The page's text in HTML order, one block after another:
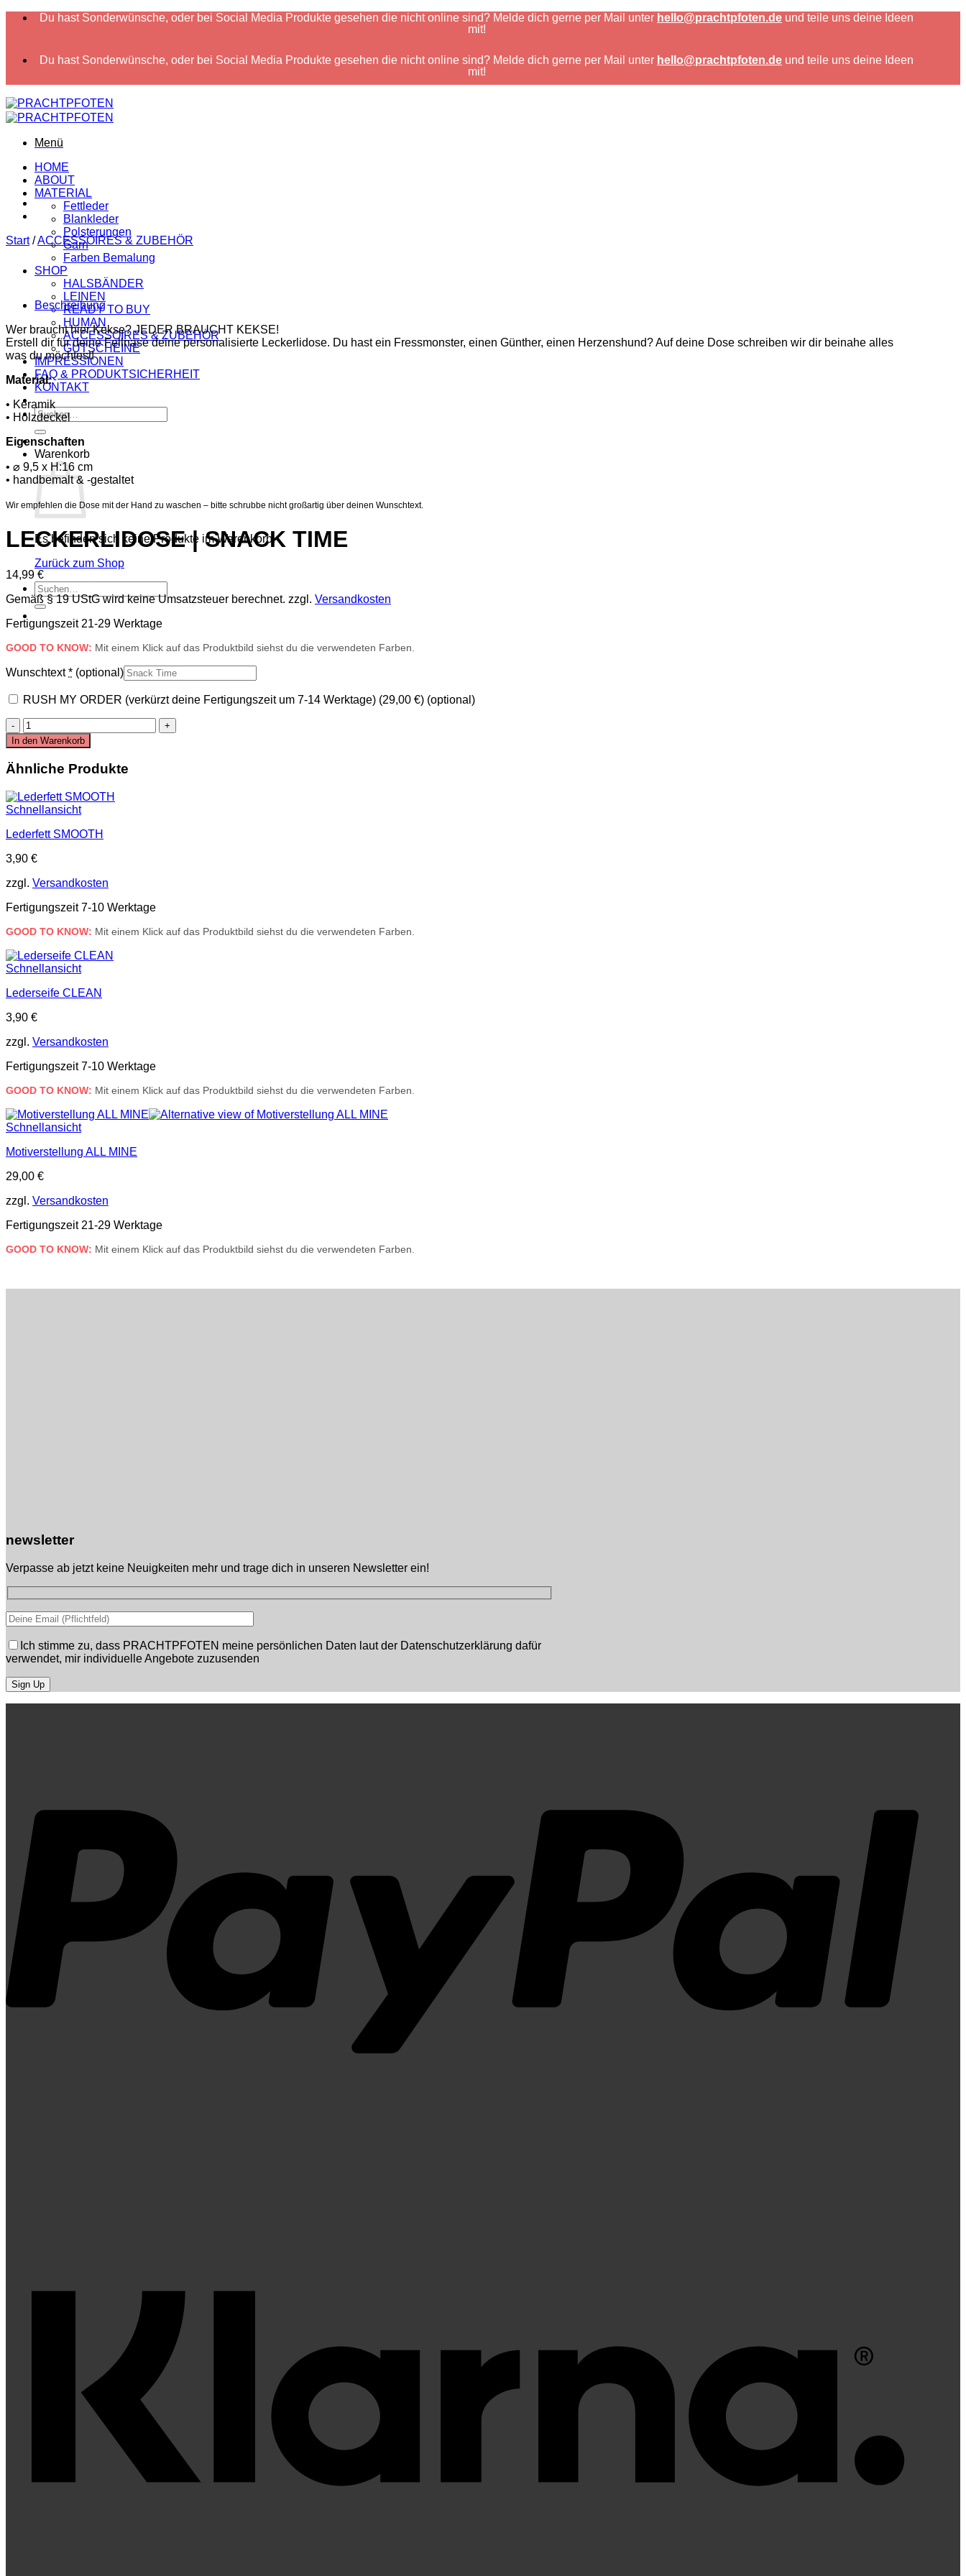
Zum
Du hast Sonderwünsche, oder bei Social Media Produkte gesehen die nicht online sind? Melde dich gerne per Mail unter hello@prachtpfoten.de und teile uns deine Ideen
mit!
Du hast Sonderwünsche, oder bei Social Media Produkte gesehen die nicht online sind? Melde dich gerne per Mail unter hello@prachtpfoten.de und teile uns deine Ideen
mit!
Menü
HOME
ABOUT
MATERIAL
Fettleder
Blankleder
Polsterungen
Garn
Farben Bemalung
SHOP
HALSBÄNDER
LEINEN
READY TO BUY
HUMAN
ACCESSOIRES & ZUBEHÖR
GUTSCHEINE
IMPRESSIONEN
FAQ & PRODUKTSICHERHEIT
KONTAKT
Suchen
nach:
Warenkorb
Es befinden sich keine Produkte im Warenkorb.
Zurück zum Shop
Suchen
nach:
Start /ACCESSOIRES & ZUBEHÖR
Beschreibung
Wer braucht hier Kekse? JEDER BRAUCHT KEKSE!
Erstell dir für deine Fellnase deine personalisierte Leckerlidose. Du hast ein Fressmonster, einen Günther, einen Herzenshund? Auf deine Dose schreiben wir dir beinahe alles
was du möchtest!
Material:
• Keramik
• Holzdeckel
Eigenschaften
• ⌀ 9,5 x H:16 cm
• handbemalt & -gestaltet
Wir empfehlen die Dose mit der Hand zu waschen – bitte schrubbe nicht großartig über deinen Wunschtext.
LECKERLIDOSE | SNACK TIME
14,99 €
Gemäß § 19 UStG wird keine Umsatzsteuer berechnet. zzgl. Versandkosten
Fertigungszeit 21-29 Werktage
GOOD TO KNOW: Mit einem Klick auf das Produktbild siehst du die verwendeten Farben.
Wunschtext* (optional)
RUSH MY ORDER (verkürzt deine Fertigungszeit um 7-14 Werktage) (29,00 €) (optional)
LECKERLIDOSE
|
SNACK
TIME
Menge
In den Warenkorb
Ähnliche Produkte
Schnellansicht
Lederfett SMOOTH
3,90 €
zzgl. Versandkosten
Fertigungszeit 7-10 Werktage
GOOD TO KNOW: Mit einem Klick auf das Produktbild siehst du die verwendeten Farben.
Schnellansicht
Lederseife CLEAN
3,90 €
zzgl. Versandkosten
Fertigungszeit 7-10 Werktage
GOOD TO KNOW: Mit einem Klick auf das Produktbild siehst du die verwendeten Farben.
Schnellansicht
Motiverstellung ALL MINE
29,00 €
zzgl. Versandkosten
Fertigungszeit 21-29 Werktage
GOOD TO KNOW: Mit einem Klick auf das Produktbild siehst du die verwendeten Farben.
newsletter
Verpasse ab jetzt keine Neuigkeiten mehr und trage dich in unseren Newsletter ein!
Ich stimme zu, dass PRACHTPFOTEN meine persönlichen Daten laut der Datenschutzerklärung dafür
verwendet, mir individuelle Angebote zuzusenden